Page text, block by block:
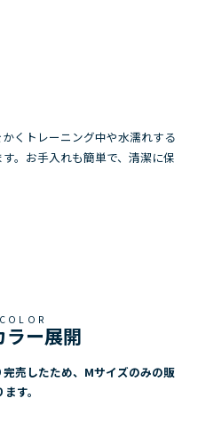
くトレーニング中や水濡れする
。お手入れも簡単で、清潔に保
ラー展開
売したため、Mサイズのみの販
す。